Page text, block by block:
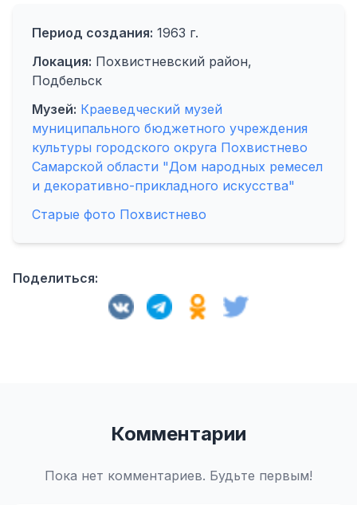
Период создания: 1963 г.
Локация: Похвистневский район,
Подбельск
Музей: Краеведческий музей
муниципального бюджетного учреждения
культуры городского округа Похвистнево
Самарской области "Дом народных ремесел
и декоративно-прикладного искусства"
Старые фото Похвистнево
Поделиться:
Комментарии
Пока нет комментариев. Будьте первым!